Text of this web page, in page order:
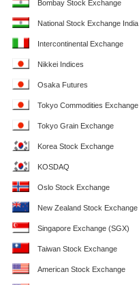
Bombay Stock Exchange
National Stock Exchange India
Intercontinental Exchange
Nikkei Indices
Osaka Futures
Tokyo Commodities Exchange
Tokyo Grain Exchange
Korea Stock Exchange
KOSDAQ
Oslo Stock Exchange
New Zealand Stock Exchange
Singapore Exchange (SGX)
Taiwan Stock Exchange
American Stock Exchange